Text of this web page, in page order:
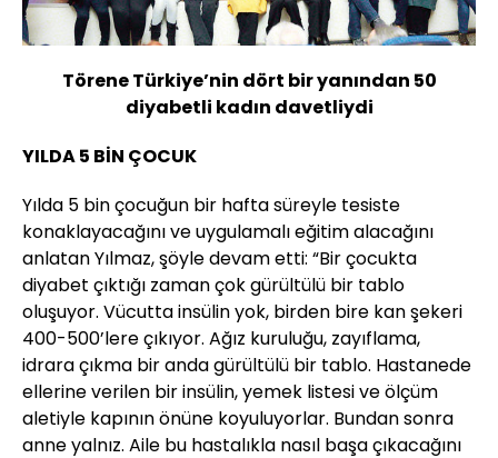
Törene Türkiye’nin dört bir yanından 50
diyabetli kadın davetliydi
YILDA 5 BİN ÇOCUK
Yılda 5 bin çocuğun bir hafta süreyle tesiste
konaklayacağını ve uygulamalı eğitim alacağını
anlatan Yılmaz, şöyle devam etti: “Bir çocukta
diyabet çıktığı zaman çok gürültülü bir tablo
oluşuyor. Vücutta insülin yok, birden bire kan şekeri
400-500’lere çıkıyor. Ağız kuruluğu, zayıflama,
idrara çıkma bir anda gürültülü bir tablo. Hastanede
ellerine verilen bir insülin, yemek listesi ve ölçüm
aletiyle kapının önüne koyuluyorlar. Bundan sonra
anne yalnız. Aile bu hastalıkla nasıl başa çıkacağını